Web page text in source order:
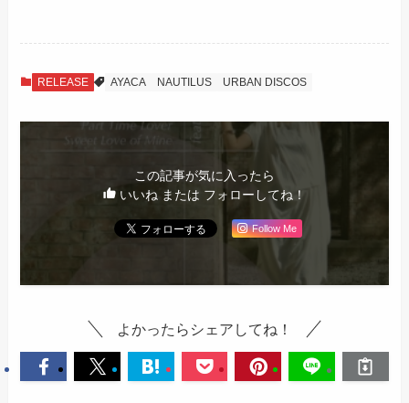
RELEASE AYACA NAUTILUS URBAN DISCOS
この記事が気に入ったら
いいね または フォローしてね！
Follow Me
よかったらシェアしてね！